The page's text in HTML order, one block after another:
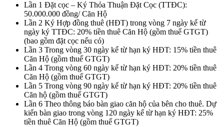
Lần 1 Đặt cọc – Ký Thỏa Thuận Đặt Cọc (TTĐC):
50.000.000 đồng/ Căn Hộ
Lần 2 Ký Hợp đồng thuê (HĐT) trong vòng 7 ngày kể từ
ngày ký TTĐC: 20% tiền thuê Căn Hộ (gồm thuế GTGT)
(bao gồm đặt cọc nếu có)
Lần 3 Trong vòng 30 ngày kể từ hạn ký HĐT: 15% tiền thuê
Căn Hộ (gồm thuế GTGT)
Lần 4 Trong vòng 60 ngày kể từ hạn ký HĐT: 20% tiền thuê
Căn Hộ (gồm thuế GTGT)
Lần 5 Trong vòng 90 ngày kể từ hạn ký HĐT: 20% tiền thuê
Căn hộ (gồm thuế GTGT)
Lần 6 Theo thông báo bàn giao căn hộ của bên cho thuê. Dự
kiến bàn giao trong vòng 120 ngày kể từ hạn ký HĐT: 25%
tiền thuê Căn Hộ (gồm thuế GTGT)